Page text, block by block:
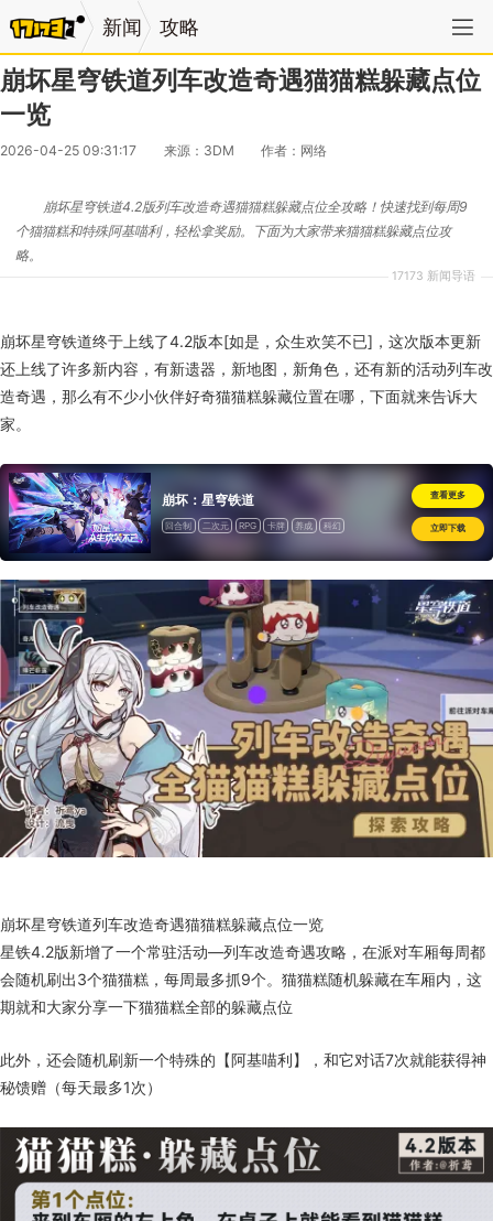
新闻 攻略
崩坏星穹铁道列车改造奇遇猫猫糕躲藏点位
一览
2026-04-25 09:31:17 来源：3DM 作者：网络
17173 新闻导语
崩坏星穹铁道4.2版列车改造奇遇猫猫糕躲藏点位全攻略！快速找到每周9
个猫猫糕和特殊阿基喵利，轻松拿奖励。下面为大家带来猫猫糕躲藏点位攻
略。
崩坏星穹铁道终于上线了4.2版本[如是，众生欢笑不已]，这次版本更新
还上线了许多新内容，有新遗器，新地图，新角色，还有新的活动列车改
造奇遇，那么有不少小伙伴好奇猫猫糕躲藏位置在哪，下面就来告诉大
家。
崩坏：星穹铁道
回合制 二次元 RPG 卡牌 养成 科幻
查看更多
立即下载
崩坏星穹铁道列车改造奇遇猫猫糕躲藏点位一览
星铁4.2版新增了一个常驻活动—列车改造奇遇攻略，在派对车厢每周都
会随机刷出3个猫猫糕，每周最多抓9个。猫猫糕随机躲藏在车厢内，这
期就和大家分享一下猫猫糕全部的躲藏点位
此外，还会随机刷新一个特殊的【阿基喵利】，和它对话7次就能获得神
秘馈赠（每天最多1次）